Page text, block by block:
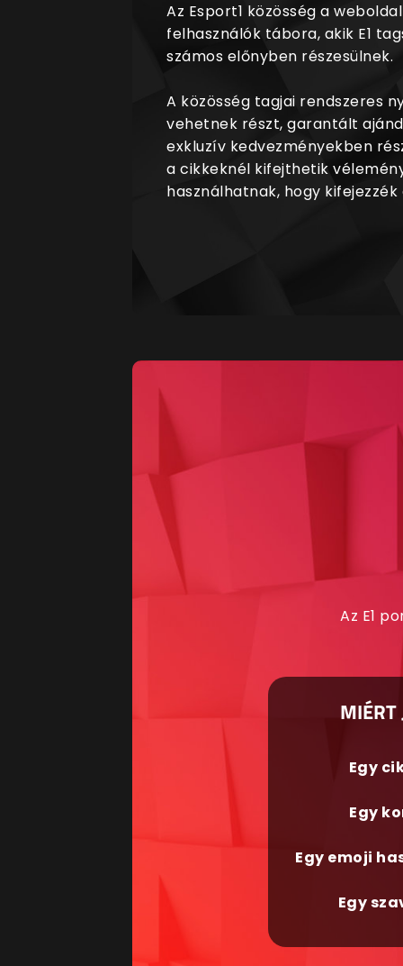
Az Esport1 közösség a
felhasználók tábora, akik E1
számos előnyben részesülnek.
A közösség tagjai rendszeres
vehetnek részt, garantált
exkluzív kedvezményekben
a cikkeknél kifejthetik
használhatnak, hogy
Az E1
MIÉRT
Egy
Egy
Egy emoji
Egy